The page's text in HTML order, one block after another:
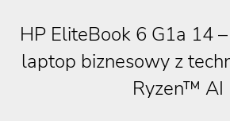
HP EliteBook 6 G1a 14
laptop biznesowy z
Ryzen™ AI